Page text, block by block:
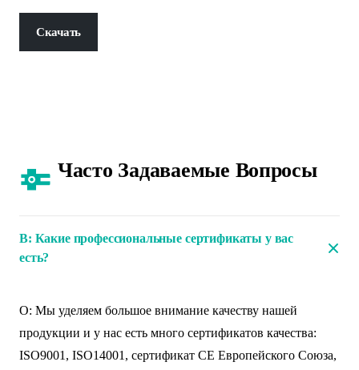
Скачать
Часто Задаваемые Вопросы
В: Какие профессиональные сертификаты у вас
есть?
О: Мы уделяем большое внимание качеству нашей
продукции и у нас есть много сертификатов качества:
ISO9001, ISO14001, сертификат CE Европейского Союза,